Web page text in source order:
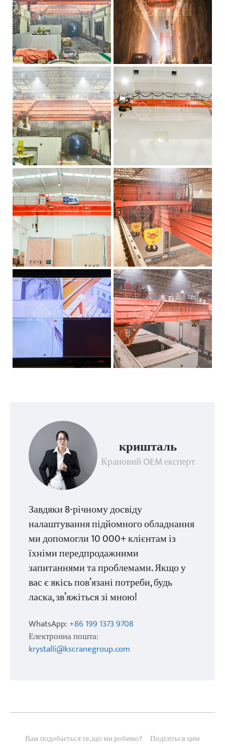
кришталь
Крановий OEM експерт
Завдяки 8-річному досвіду
налаштування підйомного обладнання
ми допомогли 10 000+ клієнтам із
їхніми передпродажними
запитаннями та проблемами. Якщо у
вас є якісь пов’язані потреби, будь
ласка, зв’яжіться зі мною!
WhatsApp:+86 199 1373 9708
Електронна пошта:
krystalli@kscranegroup.com
Вам подобається те, що ми робимо? Поділіться цим